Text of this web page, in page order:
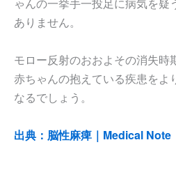
ゃんの一挙手一投足に病気を疑
ありません。
モロー反射のおおよその消失時
赤ちゃんの抱えている疾患をよ
なるでしょう。
出典：脳性麻痺｜Medical Note